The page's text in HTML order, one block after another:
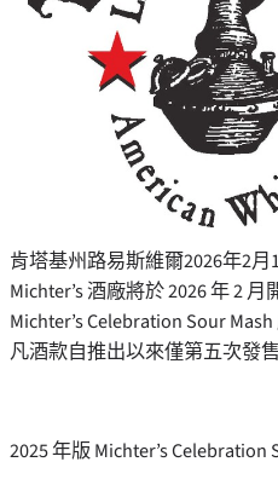
肯塔基州路易斯維爾2026年2月
Michter’s 酒廠將於 2026 年 2
Michter’s Celebration Sour
凡酒款自推出以來僅第五次發
2025 年版 Michter’s Celebration